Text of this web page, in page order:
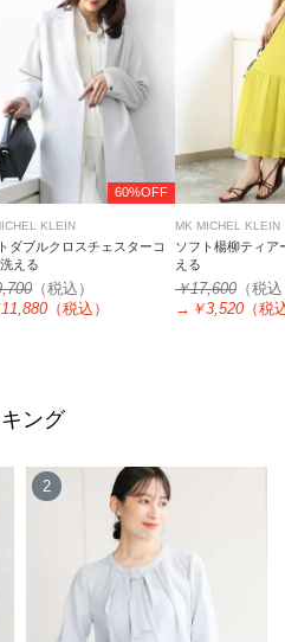
60%OFF
KLEIN
ダブルクロスチェスターコ
える
（税込）
11,880 （税込）
MK MICHEL KLEIN
ソフト楊柳ティア
える
￥17,600（税
→ ￥3,520（税
ング
2